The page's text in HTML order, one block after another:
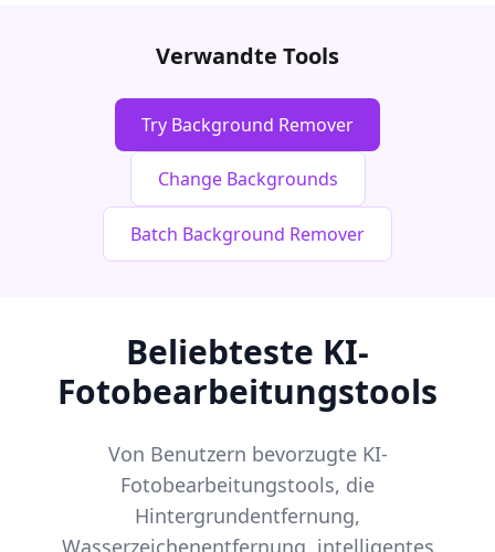
Verwandte Tools
Try Background Remover
Change Backgrounds
Batch Background Remover
Beliebteste KI-
Fotobearbeitungstools
Von Benutzern bevorzugte KI-
Fotobearbeitungstools, die
Hintergrundentfernung,
Wasserzeichenentfernung, intelligentes